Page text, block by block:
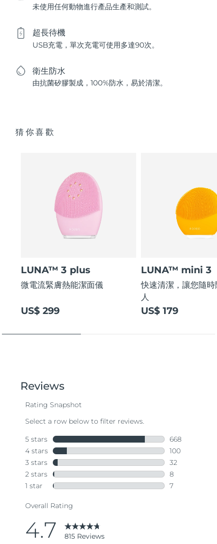
未使用任何動物進行產品生產和測試。
超長待機
USB充電，單次充電可使用多達90次。
衛生防水
由抗菌矽膠製成，100%防水，易於清潔。
猜你喜歡
LUNA™ 3 plus
微電流緊膚熱能潔面儀
US$ 299
LUNA™ mini 3
快速清潔，讓您隨
人
US$ 179